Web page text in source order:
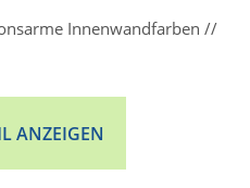
Innenwandfarben
ANZEIGEN